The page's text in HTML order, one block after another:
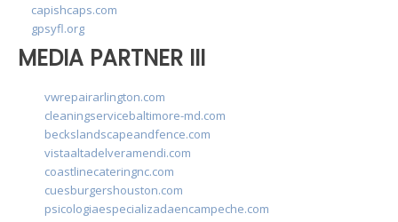
capishcaps.com
gpsyfl.org
MEDIA PARTNER III
vwrepairarlington.com
cleaningservicebaltimore-md.com
beckslandscapeandfence.com
vistaaltadelveramendi.com
coastlinecateringnc.com
cuesburgershouston.com
psicologiaespecializadaencampeche.com